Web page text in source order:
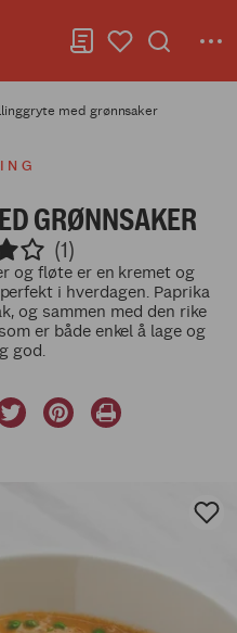
med grønnsaker
GRØNNSAKER
(1)
og fløte er en kremet og
i hverdagen. Paprika
og sammen med den rike
er både enkel å lage og
god.